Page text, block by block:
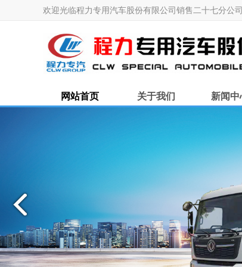
欢迎光临程力专用汽车股份有限公司销售二十七分公司
网站首页 关于我们 新闻